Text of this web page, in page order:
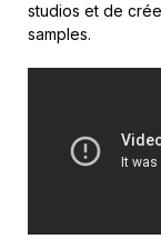
studios et de
samples.